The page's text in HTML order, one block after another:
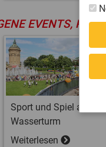
EVENTS,
Sport und Spiel am
Wasserturm
Weiterlesen